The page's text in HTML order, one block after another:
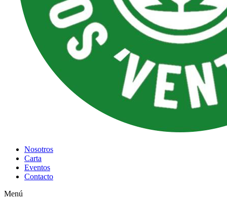
Nosotros
Carta
Eventos
Contacto
Menú